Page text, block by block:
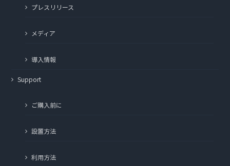
プレスリリース
メディア
導入情報
Support
ご購入前に
設置方法
利用方法